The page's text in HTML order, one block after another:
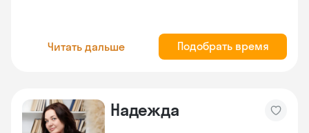
Читать дальше Подобрать время
Надежда